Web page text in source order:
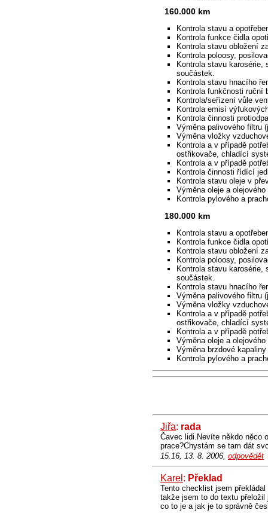
160.000 km
Kontrola stavu a
Kontrola funkce čidla
Kontrola stavu obložení
Kontrola poloosy,
Kontrola stavu
součástek.
Kontrola stavu hnacího
Kontrola funkčnosti ruční
Kontrola/seřízení vůle
Kontrola emisí
Kontrola činnosti
Výměna palivového filtru
Výměna vložky
Kontrola a v případě
ostřikovače, chladící
Kontrola a v případě
Kontrola činnosti řídící
Kontrola stavu oleje v
Výměna oleje a olejového
Kontrola pylového a
180.000 km
Kontrola stavu a
Kontrola funkce čidla
Kontrola stavu obložení
Kontrola poloosy,
Kontrola stavu karosérie,
součástek.
Kontrola stavu hnacího
Výměna palivového filtru
Výměna vložky
Kontrola a v případě
ostřikovače, chladící
Kontrola a v případě
Výměna oleje a olejového
Výměna brzdové kapaliny
Kontrola pylového a
Jiřa: rada
Čavec lidi.Nevíte někdo něco
prace?Chystám se tam dát
15.16, 13. 8. 2006, odpovědět
Karel : Překlad
Tento checklist jsem
takže jsem to do textu
co to je a jak je to správně